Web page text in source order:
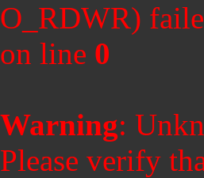
O_RDWR)
on line 0
Warning:
Please verify